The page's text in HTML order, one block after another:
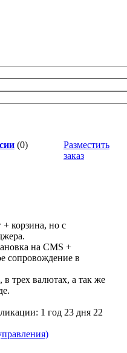
(0)
Разместить
заказ
+ корзина, но с
на CMS +
сопровождение в
трех валютах, а так же
1 год 23 дня 22